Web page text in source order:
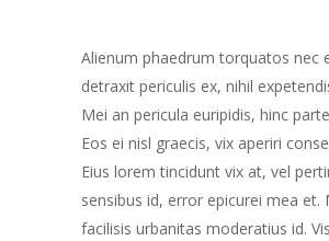
Alienum phaedrum torquatos nec
detraxit periculis ex, nihil
Mei an pericula euripidis, hinc
Eos ei nisl graecis, vix aperiri
Eius lorem tincidunt vix at, vel
sensibus id, error epicurei mea et.
facilisis urbanitas moderatius id.